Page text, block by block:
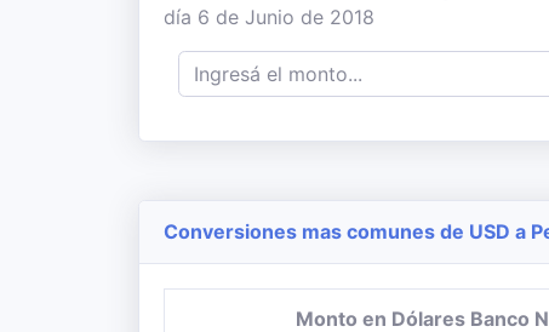
día 6 de Junio de 2018
Conversiones mas comunes de USD a
Monto en Dólares Banco